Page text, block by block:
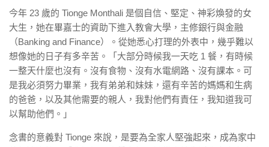
今年 23 歲的 Tionge Monthali 是個自信、堅定、神彩煥發的女
大生，她在畢嘉士的資助下進入教會大學，主修銀行與金融
（Banking and Finance）。從她悉心打理的外表中，幾乎難以
想像她的日子有多辛苦。「大部分時候我一天吃 1 餐，有時候
一整天什麼也沒有。沒有食物、沒有水電網路、沒有課本。可
是我必須努力畢業，我有弟弟和妹妹，還有辛苦的媽媽和生病
的爸爸，以及其他需要的親人，我對他們有責任，我知道我可
以幫助他們。」
念書的意義對 Tionge 來說，是要為全家人堅強起來，成為家中